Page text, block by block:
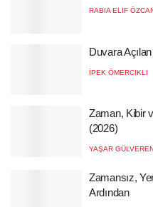
RABIA ELIF
Duvara
İPEK ÖMERCIKLI
Zaman, Kibir
(2026)
YAŞAR
Zamansız,
Ardından